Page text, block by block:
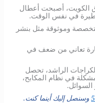
الكويت، أصبحت أعطال
في نفس الوقت.
وموثوقة مثل بنشر
تعاني من ضعف في
لكراجات الراشد، تحصل
في نظام المكابح،
وسنصل إليك أينما كنت.